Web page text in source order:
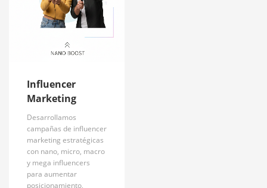
Influencer
Marketing
Desarrollamos
campañas de influencer
marketing estratégicas
con nano, micro, macro
y mega influencers
para aumentar
posicionamiento,